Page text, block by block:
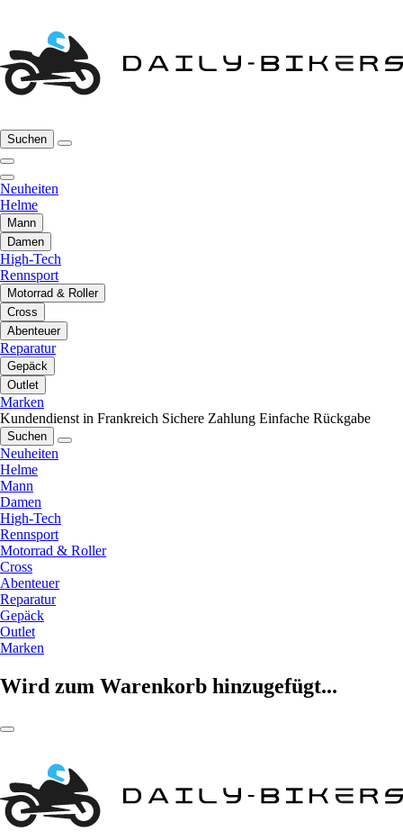
Suchen
Neuheiten
Helme
Mann
Damen
High-Tech
Rennsport
Motorrad & Roller
Cross
Abenteuer
Reparatur
Gepäck
Outlet
Marken
Kundendienst in Frankreich Sichere Zahlung Einfache Rückgabe
Suchen
Neuheiten
Helme
Mann
Damen
High-Tech
Rennsport
Motorrad & Roller
Cross
Abenteuer
Reparatur
Gepäck
Outlet
Marken
Wird zum Warenkorb hinzugefügt...